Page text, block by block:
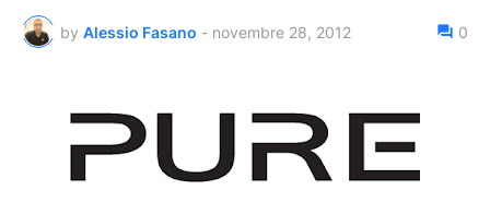
by Alessio Fasano - novembre 28, 2012 0